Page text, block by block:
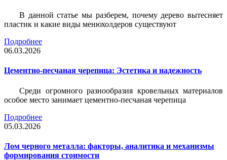
В данной статье мы разберем, почему дерево вытесняет
пластик и какие виды менюхолдеров существуют
Подробнее
06.03.2026
Цементно-песчаная черепица: Эстетика и надежность
Среди огромного разнообразия кровельных материалов
особое место занимает цементно-песчаная черепица
Подробнее
05.03.2026
Лом черного металла: факторы, аналитика и механизмы
формирования стоимости